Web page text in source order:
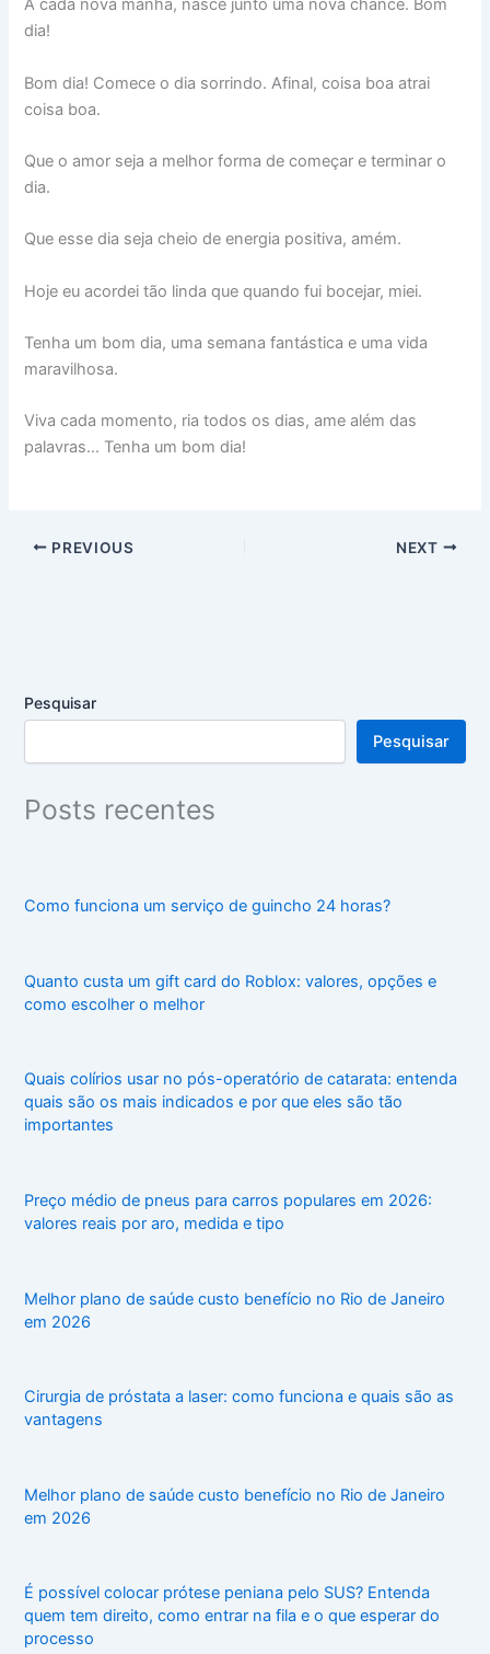
A cada nova manhã, nasce junto uma nova chance. Bom
dia!
Bom dia! Comece o dia sorrindo. Afinal, coisa boa atrai
coisa boa.
Que o amor seja a melhor forma de começar e terminar o
dia.
Que esse dia seja cheio de energia positiva, amém.
Hoje eu acordei tão linda que quando fui bocejar, miei.
Tenha um bom dia, uma semana fantástica e uma vida
maravilhosa.
Viva cada momento, ria todos os dias, ame além das
palavras… Tenha um bom dia!
PREVIOUS NEXT
Pesquisar
Pesquisar
Posts recentes
Como funciona um serviço de guincho 24 horas?
Quanto custa um gift card do Roblox: valores, opções e
como escolher o melhor
Quais colírios usar no pós-operatório de catarata: entenda
quais são os mais indicados e por que eles são tão
importantes
Preço médio de pneus para carros populares em 2026:
valores reais por aro, medida e tipo
Melhor plano de saúde custo benefício no Rio de Janeiro
em 2026
Cirurgia de próstata a laser: como funciona e quais são as
vantagens
Melhor plano de saúde custo benefício no Rio de Janeiro
em 2026
É possível colocar prótese peniana pelo SUS? Entenda
quem tem direito, como entrar na fila e o que esperar do
processo